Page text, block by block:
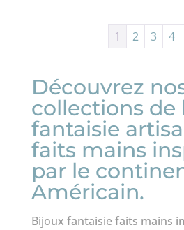
1 2 3 4
Découvrez
collections de
fantaisie
faits mains
par le
Américain.
Bijoux fantaisie faits mains